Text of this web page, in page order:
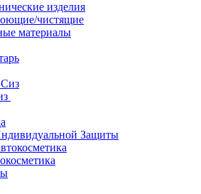
изделия
чистящие
материалы
Защиты